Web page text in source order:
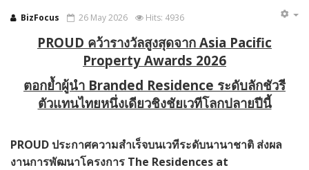
BizFocus 26 May 2026 Hits: 4936
PROUD คว้ารางวัลสูงสุดจาก Asia Pacific
Property Awards 2026
ตอกย้ำผู้นำ Branded Residence ระดับลักชัวรี
ตัวแทนไทยหนึ่งเดียวชิงชัยเวทีโลกปลายปีนี้
PROUD ประกาศความสำเร็จบนเวทีระดับนานาชาติ ส่งผล
งานการพัฒนาโครงการ The Residences at